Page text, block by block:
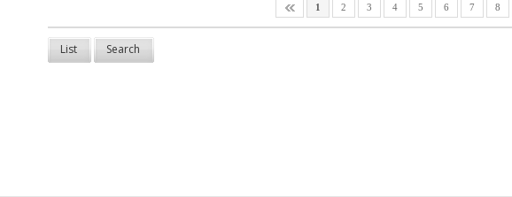
1 2 3 4 5 6 7 8
List Search